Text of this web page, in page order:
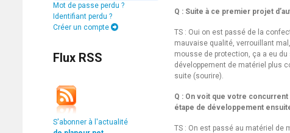
Mot de passe perdu ?
Identifiant perdu ?
Créer un compte
Flux RSS
S'abonner à l'actualité
Q : Suite à ce premier projet
TS : Oui on est passé de la
mauvaise qualité, verrouillant
mousse de protection, ça a eu
développement de matériel plus
suite (sourire).
Q : On voit que votre
étape de développement
TS : On est passé au matériel de